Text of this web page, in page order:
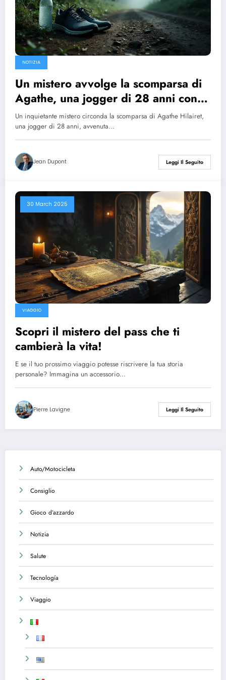
NOTIZIA
Un mistero avvolge la scomparsa di
Agathe, una jogger di 28 anni con
un curriculum impressionante.
Un inquietante mistero circonda la scomparsa di Agathe Hilairet,
una jogger di 28 anni, avvenuta…
Jean Dupont Leggi Il Seguito
30 March 2025
VIAGGIO
Scopri il mistero del pass che ti
cambierà la vita!
E se il tuo prossimo viaggio potesse riscrivere la tua storia
personale? Immagina un accessorio…
Pierre Lavigne Leggi Il Seguito
Auto/Motocicleta
Consiglio
Gioco d’azzardo
Notizia
Salute
Tecnología
Viaggio